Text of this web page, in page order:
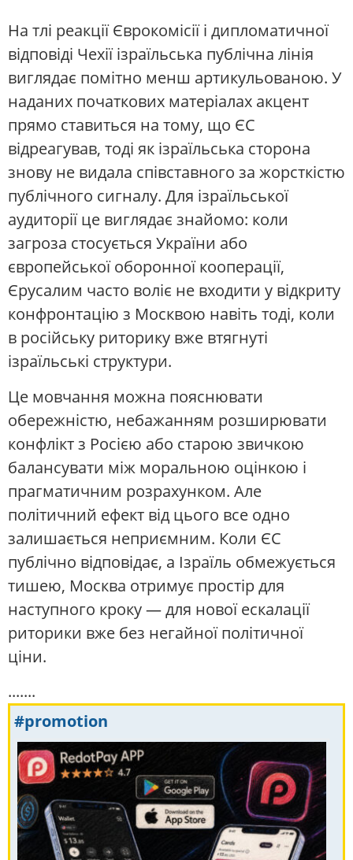
На тлі реакції Єврокомісії і дипломатичної
відповіді Чехії ізраїльська публічна лінія
виглядає помітно менш артикульованою. У
наданих початкових матеріалах акцент
прямо ставиться на тому, що ЄС
відреагував, тоді як ізраїльська сторона
знову не видала співставного за жорсткістю
публічного сигналу. Для ізраїльської
аудиторії це виглядає знайомо: коли
загроза стосується України або
європейської оборонної кооперації,
Єрусалим часто воліє не входити у відкриту
конфронтацію з Москвою навіть тоді, коли
в російську риторику вже втягнуті
ізраїльські структури.
Це мовчання можна пояснювати
обережністю, небажанням розширювати
конфлікт з Росією або старою звичкою
балансувати між моральною оцінкою і
прагматичним розрахунком. Але
політичний ефект від цього все одно
залишається неприємним. Коли ЄС
публічно відповідає, а Ізраїль обмежується
тишею, Москва отримує простір для
наступного кроку — для нової ескалації
риторики вже без негайної політичної
ціни.
.......
#promotion